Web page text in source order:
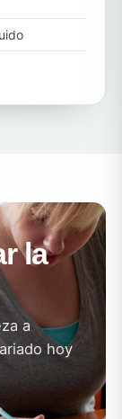
la
a
hoy